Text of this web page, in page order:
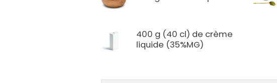
400 g (40 cl) de crème
liquide (35%MG)